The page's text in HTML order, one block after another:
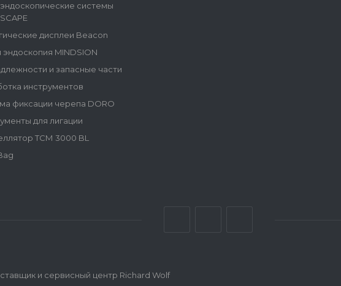
системы
дисплеи Beacon
эндоскопия MINDSION
и запасные части
инструментов
фиксации черепа DORO
для лигации
ТСМ 3000 BL
и сервисный центр Richard Wolf